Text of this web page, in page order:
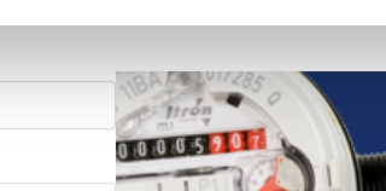
VER TODAS LAS GESTIONES